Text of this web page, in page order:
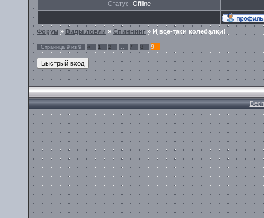
Статус: Offline
Форум » Виды ловли » Спиннинг » И все-таки колебалки!
Страница 9 из 9 « 1 2 … 7 8 9